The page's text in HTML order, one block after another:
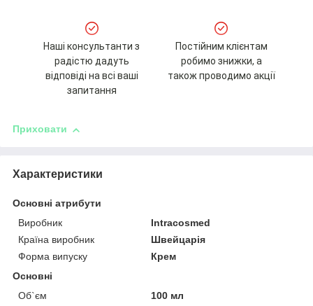
Наші консультанти з
радістю дадуть
відповіді на всі ваші
запитання
Постійним клієнтам
робимо знижки, а
також проводимо акції
Приховати
Характеристики
Основні атрибути
Виробник
Intracosmed
Країна виробник
Швейцарія
Форма випуску
Крем
Основні
Об`єм
100 мл